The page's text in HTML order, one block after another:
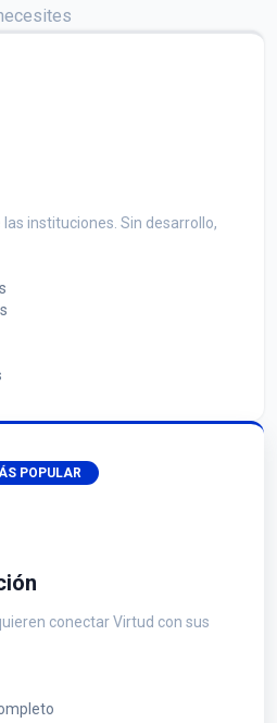
las instituciones. Sin desarrollo,
POPULAR
conectar Virtud con sus